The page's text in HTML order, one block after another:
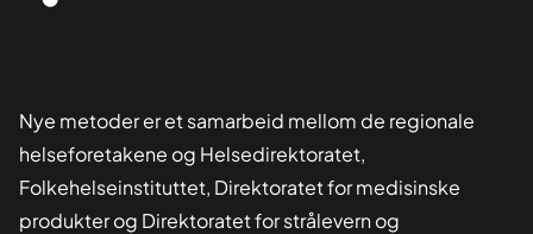
Nye metoder er et samarbeid mellom de regionale
helseforetakene og Helsedirektoratet,
Folkehelseinstituttet, Direktoratet for medisinske
produkter og Direktoratet for strålevern og